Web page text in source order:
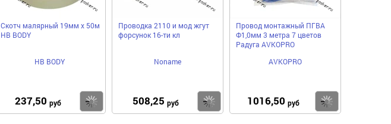
Купить
Скотч малярный 19мм х 50м
HB BODY
HB BODY
237,50 руб Купить
Проводка 2110 и мод жгут
форсунок 16-ти кл
Noname
508,25 руб Купить
Провод монтажный ПГВА
Ф1,0мм 3 метра 7 цветов
Радуга AVKOPRO
AVKOPRO
1016,50 руб